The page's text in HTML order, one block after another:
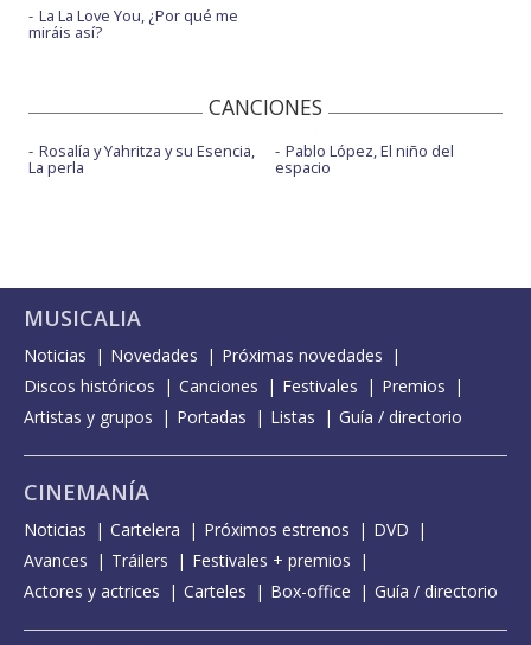
La La Love You, ¿Por qué me
miráis así?
CANCIONES
Rosalía y Yahritza y su Esencia,
La perla
Pablo López, El niño del
espacio
MUSICALIA
Noticias Novedades
Próximas novedades
Discos históricos
Canciones Festivales
Premios
Artistas y grupos
Portadas Listas Guía / directorio
CINEMANÍA
Noticias Cartelera Próximos estrenos
DVD
Avances
Tráilers
Festivales + premios
Actores y actrices
Carteles Box-office Guía / directorio